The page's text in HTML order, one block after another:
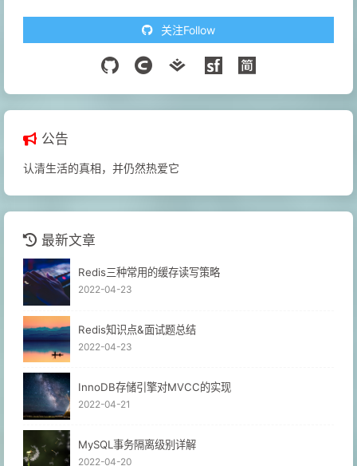
关注Follow
公告
认清生活的真相，并仍然热爱它
最新文章
Redis三种常用的缓存读写策略
2022-04-23
Redis知识点&面试题总结
2022-04-23
InnoDB存储引擎对MVCC的实现
2022-04-21
MySQL事务隔离级别详解
2022-04-20